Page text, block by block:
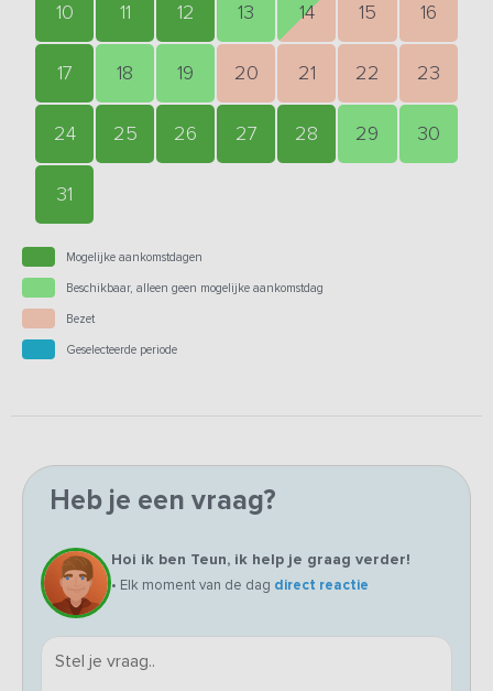
10 11 12 13 14 15 16
17 18 19 20 21 22 23
24 25 26 27 28 29 30
31
Mogelijke aankomstdagen
Beschikbaar, alleen geen mogelijke aankomstdag
Bezet
Geselecteerde periode
Heb je een vraag?
Hoi ik ben Teun, ik help je graag verder!
• Elk moment van de dag direct reactie